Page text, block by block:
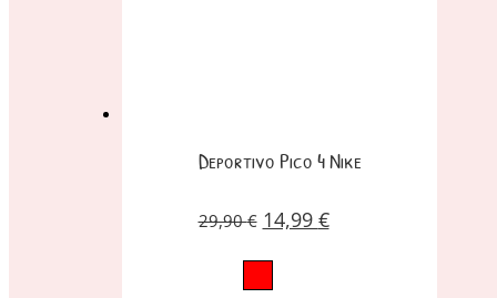
Deportivo Pico 4 Nike
29,90€ 14,99 €